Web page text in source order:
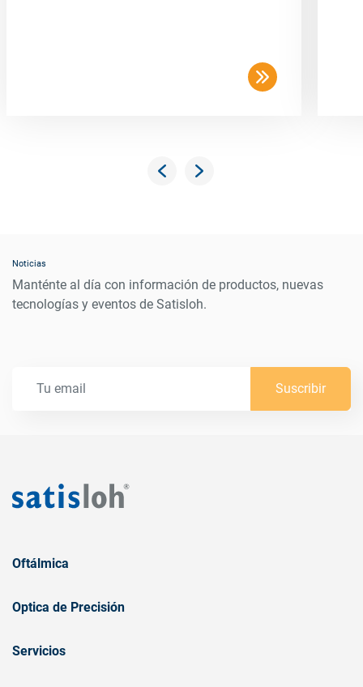
Noticias
Manténte al día con información de productos, nuevas
tecnologías y eventos de Satisloh.
Suscribir
Oftálmica
Optica de Precisión
Servicios